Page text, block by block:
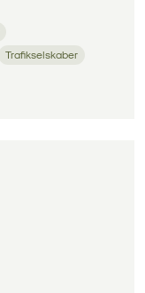
Trafikselskaber